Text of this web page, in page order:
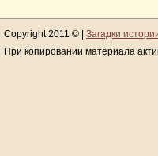
Copyright 2011 © | Загадки
При копировании материала